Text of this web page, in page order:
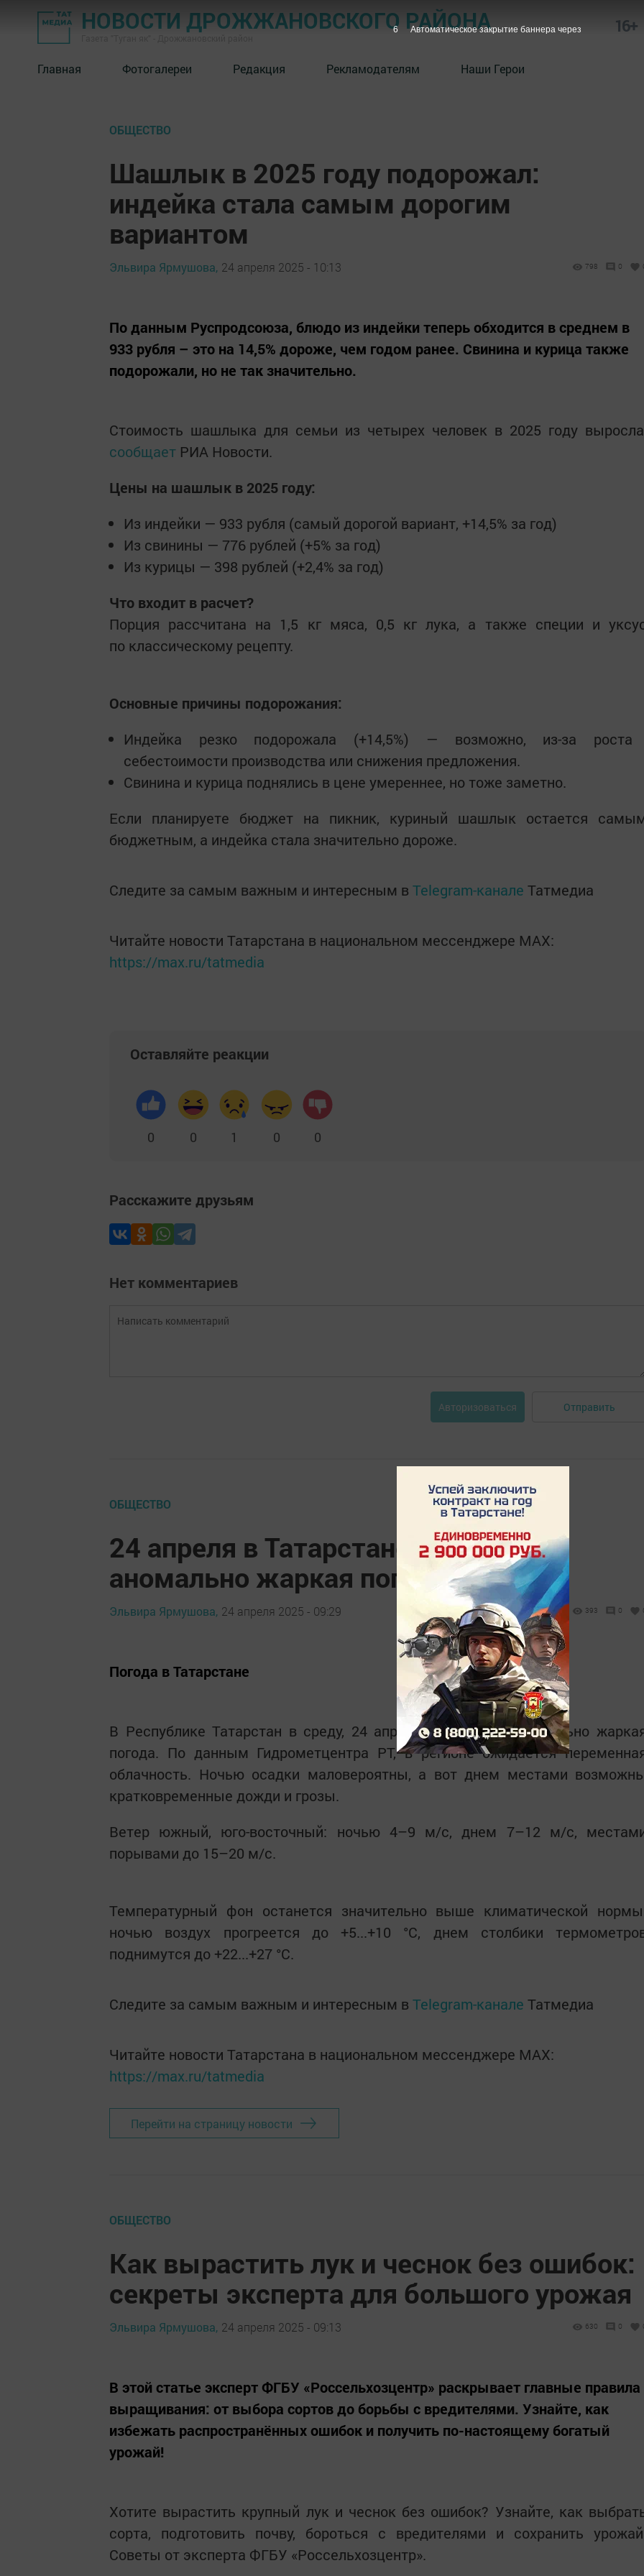
НОВОСТИ ДРОЖЖАНОВСКОГО РАЙОНА 16+
Главная Фотогалереи Редакция Рекламодателям Наши Герои
ОБЩЕСТВО
Шашлык в 2025 году подорожал:
индейка стала самым дорогим
вариантом
Эльвира Ярмушова, 24 апреля 2025 - 10:13 798 0
По данным Руспродсоюза, блюдо из индейки теперь обходится в среднем в
933 рубля – это на 14,5% дороже, чем годом ранее. Свинина и курица также
подорожали, но не так значительно.
Стоимость шашлыка для семьи из четырех человек в 2025 году
сообщает РИА Новости.
Цены на шашлык в 2025 году:
Из индейки — 933 рубля (самый дорогой вариант, +14,5% за год)
Из свинины — 776 рублей (+5% за год)
Из курицы — 398 рублей (+2,4% за год)
Что входит в расчет?
Порция рассчитана на 1,5 кг мяса, 0,5 кг лука, а также специи и
по классическому рецепту.
Основные причины подорожания:
Индейка резко подорожала (+14,5%) — возможно, из-за роста
себестоимости производства или снижения предложения.
Свинина и курица поднялись в цене умереннее, но тоже заметно.
Если планируете бюджет на пикник, куриный шашлык остается
бюджетным, а индейка стала значительно дороже.
Следите за самым важным и интересным в Telegram-канале Татмедиа
Читайте новости Татарстана в национальном мессенджере MАХ:
https://max.ru/tatmedia
Оставляйте реакции
0 0 1 0 0
Расскажите друзьям
Нет комментариев
Авторизоваться Отправить
ОБЩЕСТВО
24 апреля в Татарстане сохранится
аномально жаркая погода
Эльвира Ярмушова, 24 апреля 2025 - 09:29 393 0
Погода в Татарстане
В Республике Татарстан в среду, 24 апреля, сохранится аномально
погода. По данным Гидрометцентра РТ, в регионе ожидается
облачность. Ночью осадки маловероятны, а вот днем местами
кратковременные дожди и грозы.
Ветер южный, юго-восточный: ночью 4–9 м/с, днем 7–12 м/с,
порывами до 15–20 м/с.
Температурный фон останется значительно выше климатической
ночью воздух прогреется до +5...+10 °С, днем столбики
поднимутся до +22...+27 °С.
Следите за самым важным и интересным в Telegram-канале Татмедиа
Читайте новости Татарстана в национальном мессенджере MАХ:
https://max.ru/tatmedia
Перейти на страницу новости
ОБЩЕСТВО
Как вырастить лук и чеснок без ошибок:
секреты эксперта для большого урожая
Эльвира Ярмушова, 24 апреля 2025 - 09:13 630 0
В этой статье эксперт ФГБУ «Россельхозцентр» раскрывает главные правила
выращивания: от выбора сортов до борьбы с вредителями. Узнайте, как
избежать распространённых ошибок и получить по-настоящему богатый
урожай!
Хотите вырастить крупный лук и чеснок без ошибок? Узнайте, как
сорта, подготовить почву, бороться с вредителями и сохранить
Советы от эксперта ФГБУ «Россельхозцентр».
5 Автоматическое закрытие баннера через